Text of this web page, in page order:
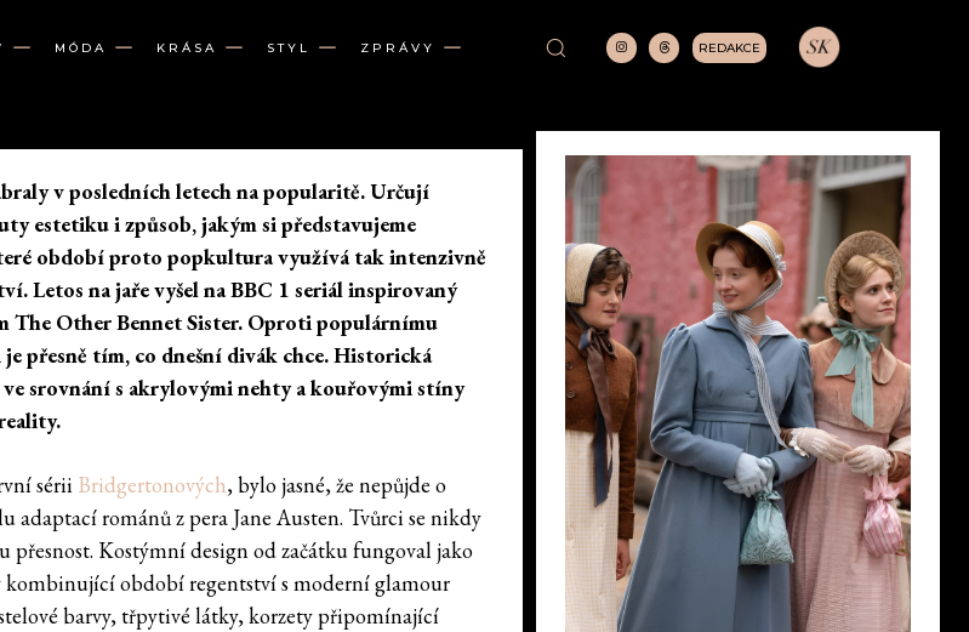
MÓDA KRÁSA STYL ZPRÁVY REDAKCE
v posledních letech na popularitě. Určují
estetiku i způsob, jakým si představujeme
období proto popkultura využívá tak intenzivně
Letos na jaře vyšel na BBC 1 seriál inspirovaný
The Other Bennet Sister. Oproti populárnímu
přesně tím, co dnešní divák chce.Historická
srovnání s akrylovými nehty a kouřovými stíny
sérii Bridgertonových, bylo jasné, že nepůjde o
adaptací románů z pera Jane Austen. Tvůrci se nikdy
přesnost. Kostýmní design od začátku fungoval jako
kombinující období regentství s moderní glamour
barvy, třpytivé látky, korzety připomínající